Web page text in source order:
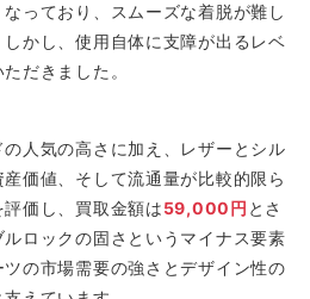
っており、スムーズな着脱が難し
かし、使用自体に支障が出るレベ
だきました。
人気の高さに加え、レザーとシル
価値、そして流通量が比較的限ら
価し、買取金額は59,000円 とさ
ロックの固さというマイナス要素
の市場需要の強さとデザイン性の